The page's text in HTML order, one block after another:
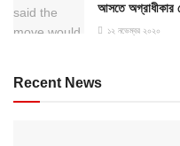
আসতে অগ্রাধীকার
১২ নভেম্বর ২০২০
Recent News